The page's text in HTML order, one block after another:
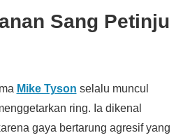
Sang Petinju
Mike Tyson selalu muncul
ring. Ia dikenal
gaya bertarung agresif yang